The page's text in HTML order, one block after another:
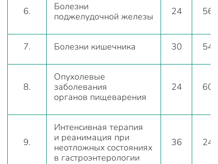
6.
Болезни
поджелудочной железы
24 56
7. Болезни кишечника 30 54
8.
Опухолевые
заболевания
органов пищеварения
24 60
9.
Интенсивная терапия
и реанимация при
неотложных состояниях
в гастроэнтерологии
36 24